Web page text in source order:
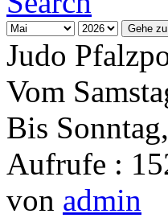
Gehe
Judo
Vom
Bis
Aufrufe :
von admin